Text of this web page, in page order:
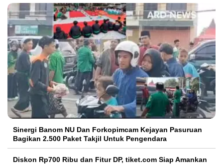
Sinergi Banom NU Dan Forkopimcam Kejayan Pasuruan
Bagikan 2.500 Paket Takjil Untuk Pengendara
Diskon Rp700 Ribu dan Fitur DP, tiket.com Siap Amankan